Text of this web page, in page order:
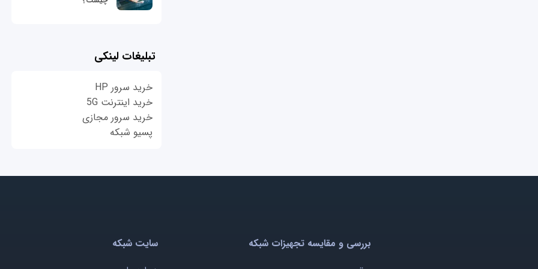
تبلیغات لینکی
خرید سرور HP
خرید اینترنت 5G
خرید سرور مجازی
پسیو شبکه
بررسی و مقایسه تجهیزات شبکه
سایت شبکه